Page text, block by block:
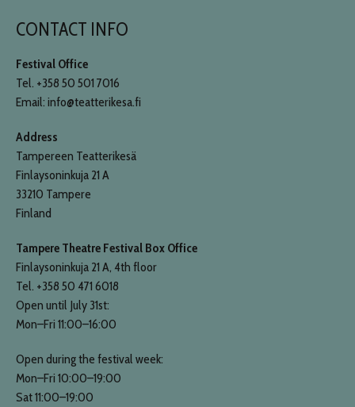
CONTACT INFO
Festival Office
Tel. +358 50 501 7016
Email: info@teatterikesa.fi
Address
Tampereen Teatterikesä
Finlaysoninkuja 21 A
33210 Tampere
Finland
Tampere Theatre Festival Box Office
Finlaysoninkuja 21 A, 4th floor
Tel. +358 50 471 6018
Open until July 31st:
Mon–Fri 11:00–16:00
Open during the festival week:
Mon–Fri 10:00–19:00
Sat 11:00–19:00